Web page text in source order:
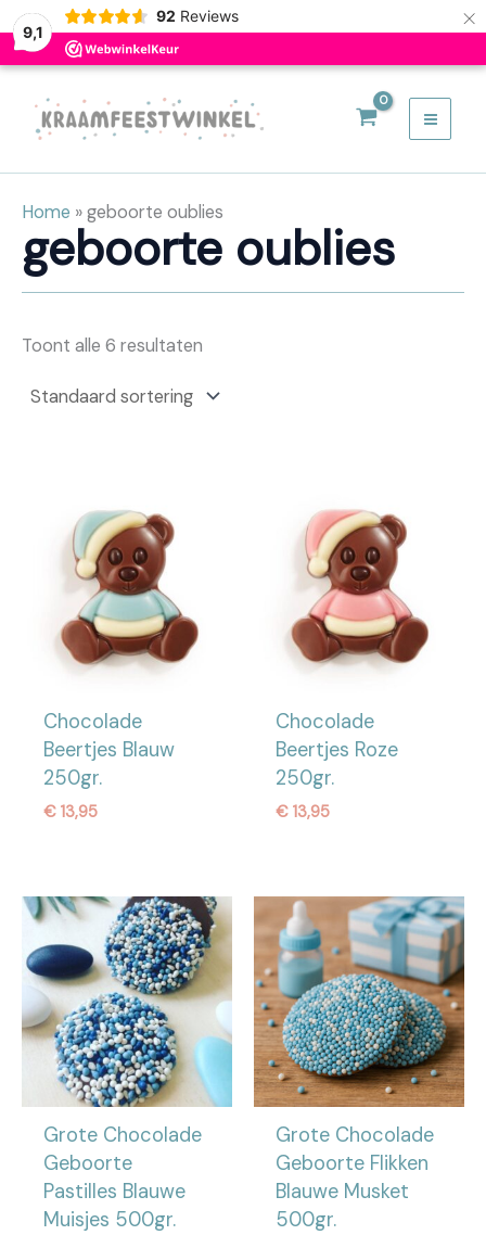
9,1
92 Reviews ×
Ga
Home »geboorte oublies
geboorte oublies
Toont alle 6 resultaten
Chocolade
Beertjes Blauw
250gr.
€13,95
Chocolade
Beertjes Roze
250gr.
€13,95
Grote Chocolade
Geboorte
Pastilles Blauwe
Muisjes 500gr.
Grote Chocolade
Geboorte Flikken
Blauwe Musket
500gr.